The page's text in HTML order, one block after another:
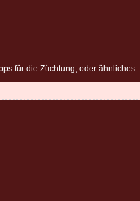
für die Züchtung, oder ähnliches.